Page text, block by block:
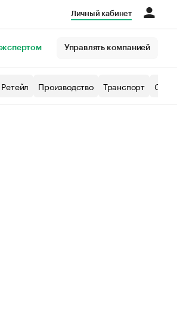
Личный кабинет
Управлять компанией
Ретейл Производство Транспорт